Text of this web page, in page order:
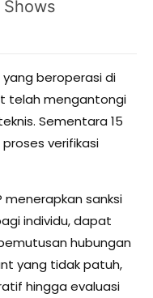
beroperasi di
telah mengantongi
Sementara 15
verifikasi
menerapkan sanksi
individu, dapat
hubungan
yang tidak patuh,
hingga evaluasi